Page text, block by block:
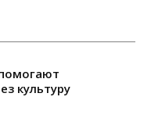
культуру